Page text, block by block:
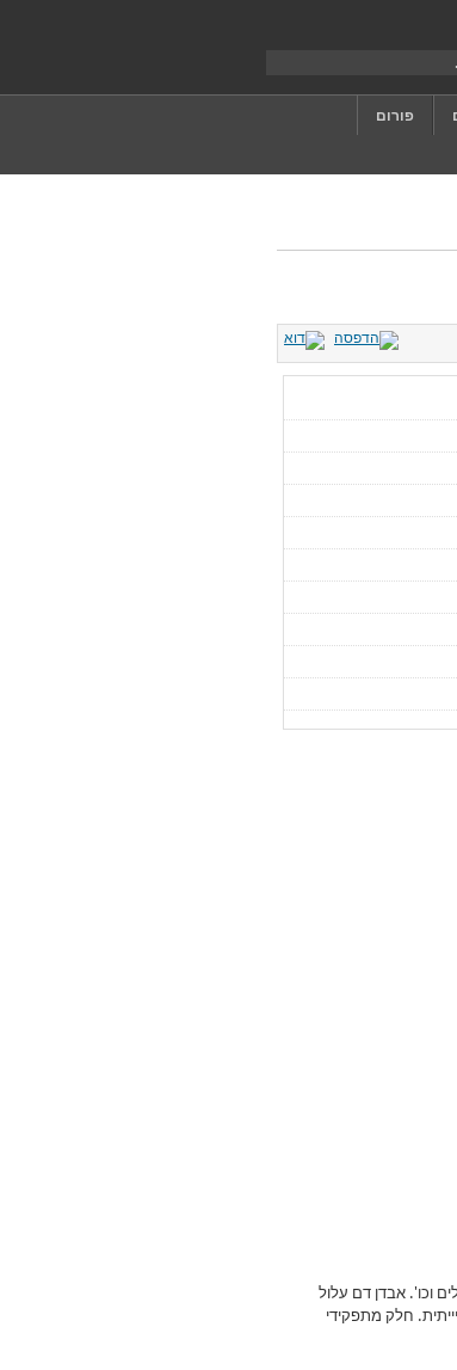
פורום
וכו'. אבדן דם עלול
חלק מתפקידי